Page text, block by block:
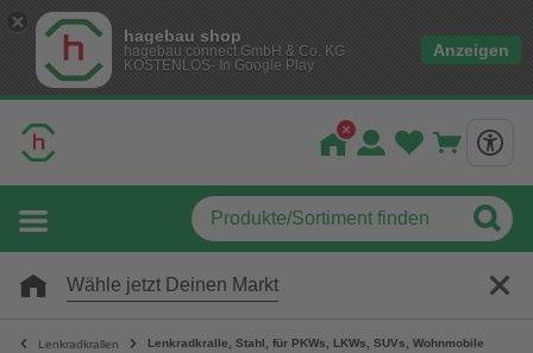
hagebau shop
hagebau connect GmbH & Co. KG
KOSTENLOS- In Google Play
Anzeigen
Wähle jetzt Deinen Markt
Lenkradkrallen Lenkradkralle, Stahl, für PKWs, LKWs, SUVs, Wohnmobile